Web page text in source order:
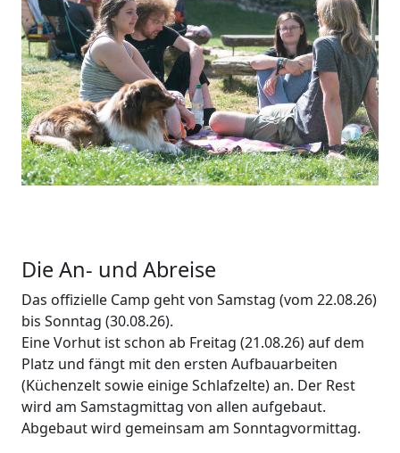
Die An- und Abreise
Das offizielle Camp geht von Samstag (vom 22.08.26)
bis Sonntag (30.08.26).
Eine Vorhut ist schon ab Freitag (21.08.26) auf dem
Platz und fängt mit den ersten Aufbauarbeiten
(Küchenzelt sowie einige Schlafzelte) an. Der Rest
wird am Samstagmittag von allen aufgebaut.
Abgebaut wird gemeinsam am Sonntagvormittag.